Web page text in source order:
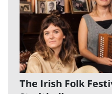
The Irish Folk